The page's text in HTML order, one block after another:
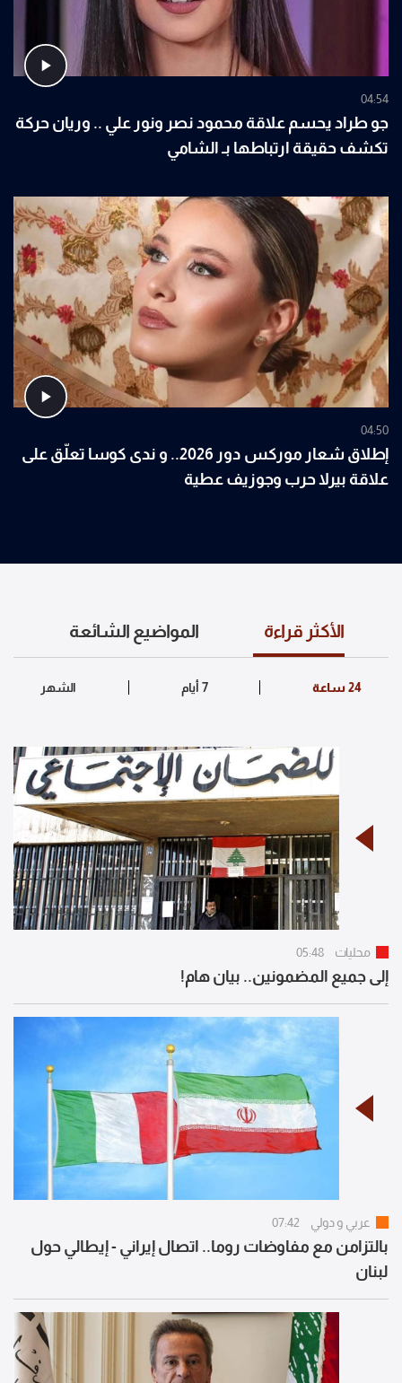
04:54
جو طراد يحسم علاقة محمود نصر ونور علي .. وريان حركة
تكشف حقيقة ارتباطها بـ الشامي
04:50
إطلاق شعار موركس دور 2026.. و ندى كوسا تعلّق على
علاقة بيرلا حرب وجوزيف عطية
الأكثر قراءة المواضيع الشائعة
محليات 05:48
إلى جميع المضمونين.. بيان هام!
عربي و دولي 07:42
بالتزامن مع مفاوضات روما.. اتصال إيراني - إيطالي حول
لبنان